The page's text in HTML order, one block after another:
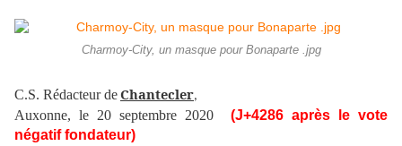
Charmoy-City, un masque pour Bonaparte .jpg
C.S. Rédacteur deChantecler,
Auxonne, le 20 septembre 2020
(J+4286 après le vote
négatif fondateur)